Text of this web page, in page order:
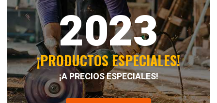
2023
¡PRODUCTOS ESPECIALES!
¡A PRECIOS ESPECIALES!